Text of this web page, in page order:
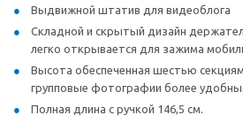
Выдвижной штатив для видеоблога
Складной и скрытый дизайн
легко открывается для зажима
Высота обеспеченная шестью
групповые фотографии более
Полная длина с ручкой 146,5 см.